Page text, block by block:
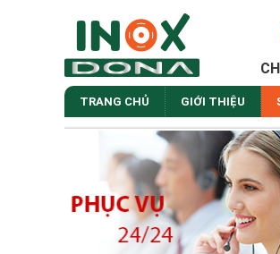
TRANG CHỦ GIỚI THIỆU